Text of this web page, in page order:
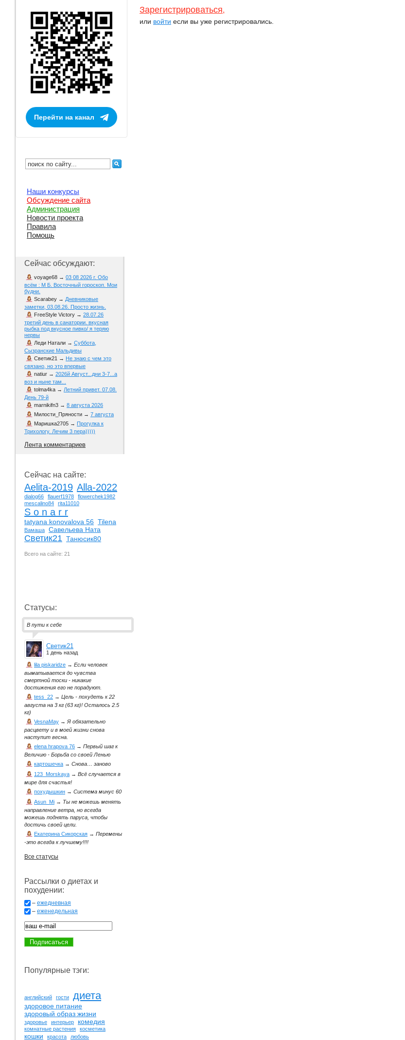
Зарегистрироваться,
или войти если вы уже регистрировались.
Перейти на канал
Наши конкурсы
Обсуждение сайта
Администрация
Новости проекта
Правила
Помощь
Сейчас обсуждают:
voyage68 → 03 08 2026 г. Обо
всём : М Б. Восточный гороскоп. Мои
будни.
Scarabey → Дневниковые
заметки, 03.08.26. Просто жизнь.
FreeStyle Victory → 28.07.26
третий день в санатории. вкусная
рыбка под вкусное пивко/ я теряю
нервы
Леди Натали → Суббота,
Сызранские Мальдивы
Светик21 → Не знаю с чем это
связано, но это впервые
natiur → 2026й Август...дни 3-7...а
воз и ныне там...
tolma4ka → Летний привет. 07.08.
День 79-й
marnikifn3 → 8 августа 2026
Милости_Пряности → 7 августа
Маришка2705 → Прогулка к
Трихологу. Лечим 3 пера)))))
Лента комментариев
Сейчас на сайте:
Aelita-2019 Alla-2022
dialog66 flauerf1978
flowerchek1982
mescalino84
rita11010
S o n a r r
tatyana konovalova 56 Tilena
Вамаша Савельева Ната
Светик21 Танюсик80
Всего на сайте: 21
Статусы:
В пути к себе
Светик21
1 день назад
lila piskaridze → Если человек
выматывается до чувства
смертной тоски - никакие
достижения его не порадуют.
tess_22 → Цель - похудеть к 22
августа на 3 кг (63 кг)! Осталось 2.5
кг)
VesnaMay →Я обязательно
расцвету и в моей жизни снова
наступит весна.
elena hrapova 76 → Первый шаг к
Величию - Борьба со своей Ленью
картошечка → Снова… заново
123_Morskaya → Всё случается в
мире для счастья!
похудышкин → Система минус 60
Asun_Mi → Ты не можешь менять
направление ветра, но всегда
можешь поднять паруса, чтобы
достичь своей цели.
Екатерина Сикорская → Перемены
-это всегда к лучшему!!!!
Все статусы
Рассылки о диетах и
похудении:
– ежедневная
– еженедельная
Популярные тэги:
английский гости диета
здоровое питание
здоровый образ жизни
здоровье интерьер комедия
комнатные растения косметика
кошки красота любовь